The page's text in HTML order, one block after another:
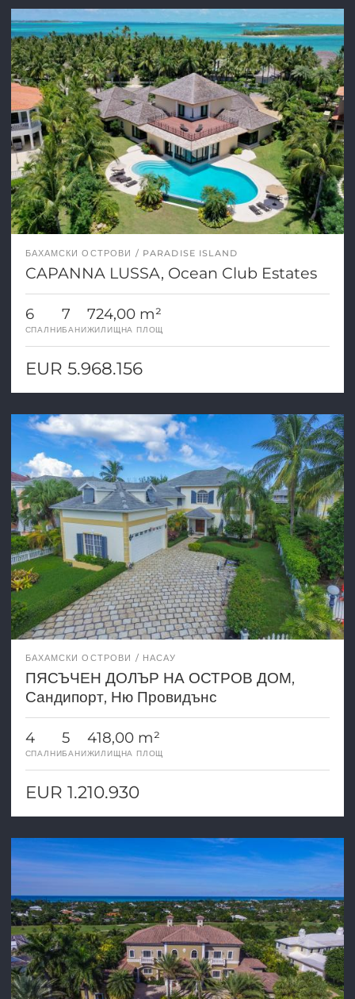
БАХАМСКИ ОСТРОВИ PARADISE ISLAND
CAPANNA LUSSA, Ocean Club Estates
6
СПАЛНИ
7
БАНИ
724,00 m²
ЖИЛИЩНА ПЛОЩ
EUR 5.968.156
БАХАМСКИ ОСТРОВИ НАСАУ
ПЯСЪЧЕН ДОЛЪР НА ОСТРОВ ДОМ,
Сандипорт, Ню Провидънс
4
СПАЛНИ
5
БАНИ
418,00 m²
ЖИЛИЩНА ПЛОЩ
EUR 1.210.930